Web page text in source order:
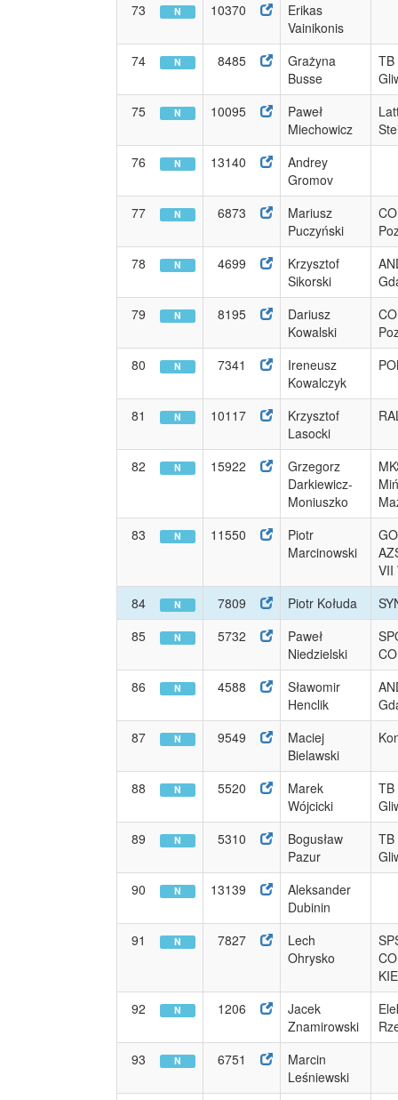
73
N 10370
Erikas
Vainikonis
74
N 8485
Grażyna
Busse
TB
75
N 10095
Paweł
Miechowicz
76
N 13140
Andrey
Gromov
77
N 6873
Mariusz
Puczyński
78
N 4699
Krzysztof
Sikorski
79
N 8195
Dariusz
Kowalski
80
N 7341
Ireneusz
Kowalczyk
81 N 10117
Krzysztof
Lasocki
82 N 15922
Grzegorz
Darkiewicz-
Moniuszko
83
N 11550
Piotr
Marcinowski
VII
84
N 7809 Piotr Kołuda
85
N 5732
Paweł
Niedzielski
86
N 4588
Sławomir
Henclik
87
N 9549
Maciej
Bielawski
88 N 5520
Marek
Wójcicki
TB
89
N 5310
Bogusław
Pazur
TB
90
N 13139
Aleksander
Dubinin
91
N 7827
Lech
Ohrysko
92
N 1206
Jacek
Znamirowski
93
N 6751
Marcin
Leśniewski